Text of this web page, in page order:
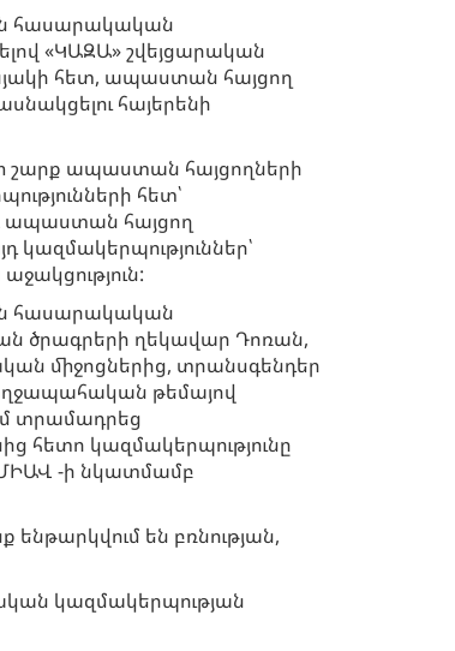
հասարակական
«ԿԱԶԱ» շվեյցարական
հետ, ապաստան հայցող
հայերենի
շարք ապաստան հայցողների
հետ՝
ապաստան հայցող
կազմակերպություններ՝
հասարակական
ծրագրերի ղեկավար Դոռան,
միջոցներից, տրանսգենդեր
թեմայով
տրամադրեց
հետո կազմակերպությունը
-ի նկատմամբ
են բռնության,
կազմակերպության